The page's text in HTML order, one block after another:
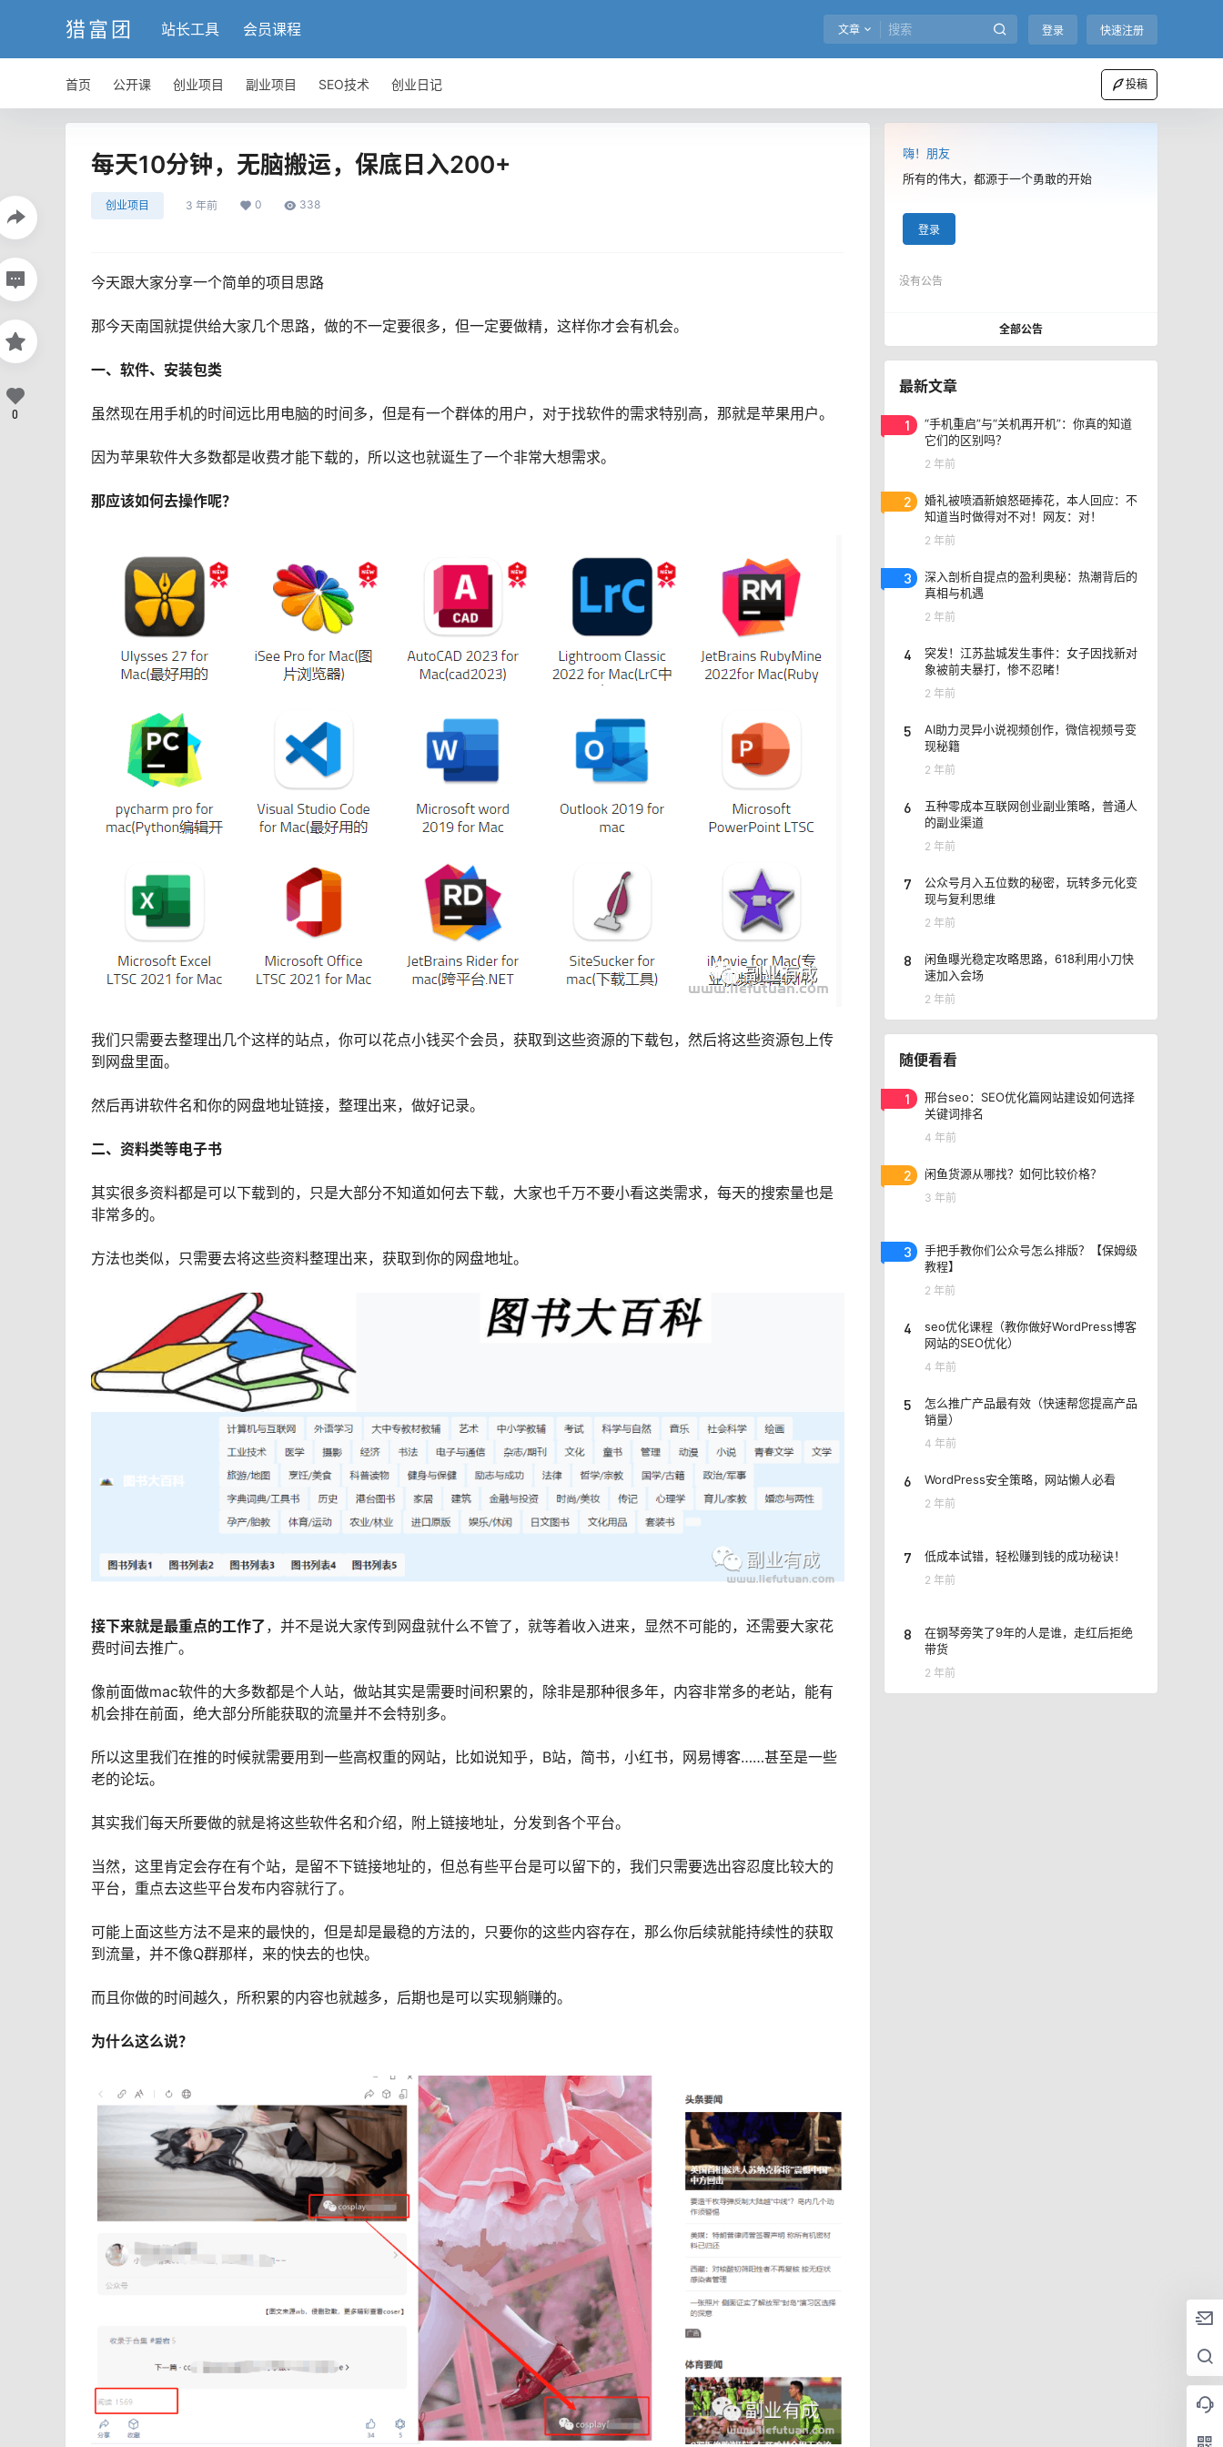
猎富团 站长工具 会员课程 文章 登录 快速注册
首页 公开课 创业项目 副业项目 SEO技术 创业日记 投稿
每天10分钟，无脑搬运，保底日入200+
创业项目 3 年前 0 338
今天跟大家分享一个简单的项目思路
那今天南国就提供给大家几个思路，做的不一定要很多，但一定要做精，这样你才会有机会。
一、软件、安装包类
虽然现在用手机的时间远比用电脑的时间多，但是有一个群体的用户，对于找软件的需求特别高，那就是苹果用户。
因为苹果软件大多数都是收费才能下载的，所以这也就诞生了一个非常大想需求。
那应该如何去操作呢？
我们只需要去整理出几个这样的站点，你可以花点小钱买个会员，获取到这些资源的下载包，然后将这些资源包上传
到网盘里面。
然后再讲软件名和你的网盘地址链接，整理出来，做好记录。
二、资料类等电子书
其实很多资料都是可以下载到的，只是大部分不知道如何去下载，大家也千万不要小看这类需求，每天的搜索量也是
非常多的。
方法也类似，只需要去将这些资料整理出来，获取到你的网盘地址。
接下来就是最重点的工作了，并不是说大家传到网盘就什么不管了，就等着收入进来，显然不可能的，还需要大家花
费时间去推广。
像前面做mac软件的大多数都是个人站，做站其实是需要时间积累的，除非是那种很多年，内容非常多的老站，能有
机会排在前面，绝大部分所能获取的流量并不会特别多。
所以这里我们在推的时候就需要用到一些高权重的网站，比如说知乎，B站，简书，小红书，网易博客……甚至是一些
老的论坛。
其实我们每天所要做的就是将这些软件名和介绍，附上链接地址，分发到各个平台。
当然，这里肯定会存在有个站，是留不下链接地址的，但总有些平台是可以留下的，我们只需要选出容忍度比较大的
平台，重点去这些平台发布内容就行了。
可能上面这些方法不是来的最快的，但是却是最稳的方法的，只要你的这些内容存在，那么你后续就能持续性的获取
到流量，并不像Q群那样，来的快去的也快。
而且你做的时间越久，所积累的内容也就越多，后期也是可以实现躺赚的。
为什么这么说？
0
嗨！朋友
所有的伟大，都源于一个勇敢的开始
登录
没有公告
全部公告
最新文章
1
“手机重启”与“关机再开机”：你真的知道
它们的区别吗？
2 年前
2
婚礼被喷酒新娘怒砸捧花，本人回应：不
知道当时做得对不对！网友：对！
2 年前
3
深入剖析自提点的盈利奥秘：热潮背后的
真相与机遇
2 年前
4
突发！江苏盐城发生事件：女子因找新对
象被前夫暴打，惨不忍睹！
2 年前
5
AI助力灵异小说视频创作，微信视频号变
现秘籍
2 年前
6
五种零成本互联网创业副业策略，普通人
的副业渠道
2 年前
7
公众号月入五位数的秘密，玩转多元化变
现与复利思维
2 年前
8
闲鱼曝光稳定攻略思路，618利用小刀快
速加入会场
2 年前
随便看看
1
邢台seo：SEO优化篇网站建设如何选择
关键词排名
4 年前
2 闲鱼货源从哪找？如何比较价格？
3 年前
3
手把手教你们公众号怎么排版？【保姆级
教程】
2 年前
4
seo优化课程（教你做好WordPress博客
网站的SEO优化）
4 年前
5
怎么推广产品最有效（快速帮您提高产品
销量）
4 年前
6 WordPress安全策略，网站懒人必看
2 年前
7 低成本试错，轻松赚到钱的成功秘诀！
2 年前
8
在钢琴旁笑了9年的人是谁，走红后拒绝
带货
2 年前